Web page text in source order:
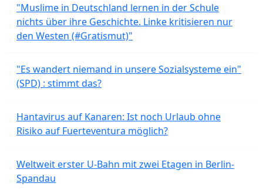
"Muslime in Deutschland lernen in der Schule
nichts über ihre Geschichte. Linke kritisieren nur
den Westen (#Gratismut)"
"Es wandert niemand in unsere Sozialsysteme ein"
(SPD) : stimmt das?
Hantavirus auf Kanaren: Ist noch Urlaub ohne
Risiko auf Fuerteventura möglich?
Weltweit erster U-Bahn mit zwei Etagen in Berlin-
Spandau